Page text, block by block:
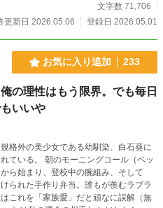
文字数 71,706
更新日 2026.05.06
登録日 2026.05.01
お気に入り追加 233
の理性はもう限界。でも毎日
いいや
格外の美少女である幼馴染、白石葵に
ニングコール（ベッ
ら始まり、登校中の腕組み、そして
けられた手作り弁当。誰もが羨むラブラ
これを「家族愛」だと頑なに誤解（無